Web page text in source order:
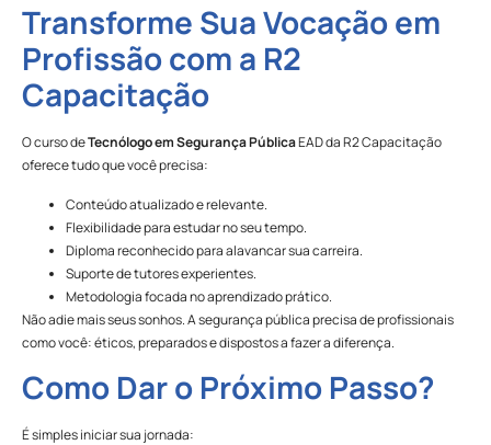
Transforme Sua Vocação em
Profissão com a R2
Capacitação
O curso deTecnólogo em Segurança PúblicaEAD da R2 Capacitação
oferece tudo que você precisa:
Conteúdo atualizado e relevante.
Flexibilidade para estudar no seu tempo.
Diploma reconhecido para alavancar sua carreira.
Suporte de tutores experientes.
Metodologia focada no aprendizado prático.
Não adie mais seus sonhos. A segurança pública precisa de profissionais
como você: éticos, preparados e dispostos a fazer a diferença.
Como Dar o Próximo Passo?
É simples iniciar sua jornada: